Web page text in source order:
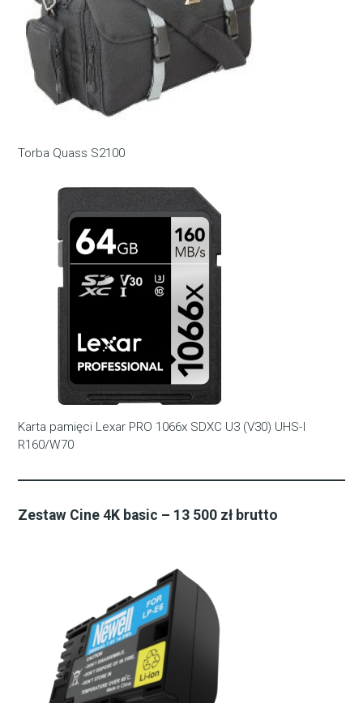
Torba Quass S2100
Karta pamięci Lexar PRO 1066x SDXC U3 (V30) UHS-I
R160/W70
Zestaw Cine 4K basic – 13 500 zł brutto